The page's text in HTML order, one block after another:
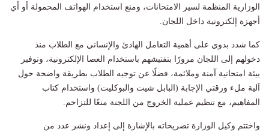
الوزارية المنظمة لسير الامتحانات، ومنع استخدام الهواتف المحمولة أو أي
أجهزة إلكترونية داخل اللجان.
كما شدد بدوي على أهمية التعامل الهادئ والإنساني مع الطلاب منذ
دخولهم إلى اللجان مرورًا بتفتيشهم باستخدام العصا الإلكترونية، وتوفير
بيئة امتحانية آمنة وملائمة، فضلًا عن توجيه الطلاب بطريقة واضحة حول
آلية ملء ورقتي الإجابة (البابل شيت والبوكليت) واستخدام كتاب
المفاهيم، مع تنظيم عملية الخروج من اللجنة منعًا للتزاحم.
واختتم وكيل الوزارة تصريحاته بالإشارة إلى إعداد ونشر عدد من